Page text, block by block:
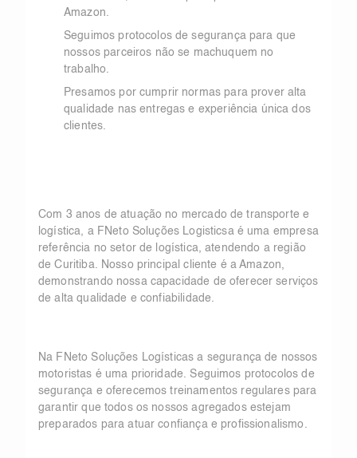
Amazon.
Seguimos protocolos de segurança para que
nossos parceiros não se machuquem no
trabalho.
Presamos por cumprir normas para prover alta
qualidade nas entregas e experiência única dos
clientes.
Com 3 anos de atuação no mercado de transporte e
logística, a FNeto Soluções Logisticsa é uma empresa
referência no setor de logística, atendendo a região
de Curitiba. Nosso principal cliente é a Amazon,
demonstrando nossa capacidade de oferecer serviços
de alta qualidade e confiabilidade.
Na FNeto Soluções Logísticas a segurança de nossos
motoristas é uma prioridade. Seguimos protocolos de
segurança e oferecemos treinamentos regulares para
garantir que todos os nossos agregados estejam
preparados para atuar confiança e profissionalismo.